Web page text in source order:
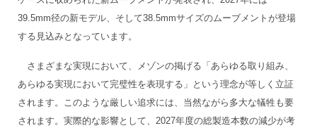
39.5mm径の新モデル、そして38.5mmサイズのムーブメントが登場
する見込みとなっています。
さまざまな実現において、メゾンの掲げる「あらゆる取り組み、
あらゆる実現において完璧性を表現する」という理念が等しく立証
されます。このような厳しい追求には、当然ながら多大な犠牲も要
されます。実際的な影響として、2027年度の総製造本数の減少が考